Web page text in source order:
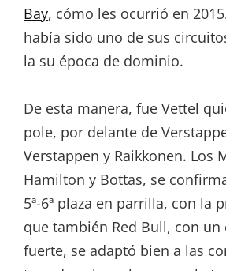
Bay, cómo les ocurrió en
había sido uno de sus
la su época de dominio.
De esta manera, fue Vettel
pole, por delante de
Verstappen y Raikkonen. Los
Hamilton y Bottas, se
5ª-6ª plaza en parrilla, con la
que también Red Bull, con un
fuerte, se adaptó bien a las